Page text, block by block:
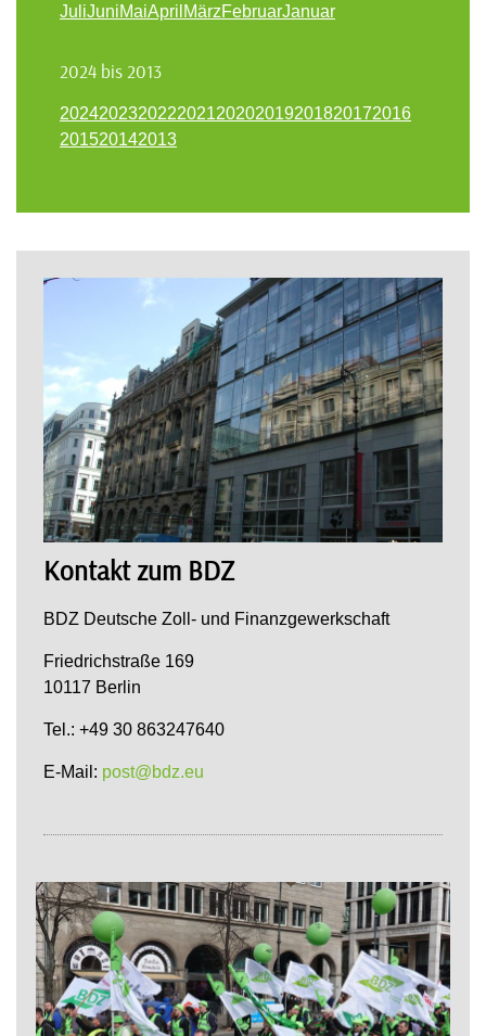
JuliJuniMaiApril MärzFebruarJanuar
2024 bis 2013
202420232022202120202019201820172016
201520142013
Kontakt zum BDZ
BDZ Deutsche Zoll- und Finanzgewerkschaft
Friedrichstraße 169
10117 Berlin
Tel.: +49 30 863247640
E-Mail: post@bdz.eu